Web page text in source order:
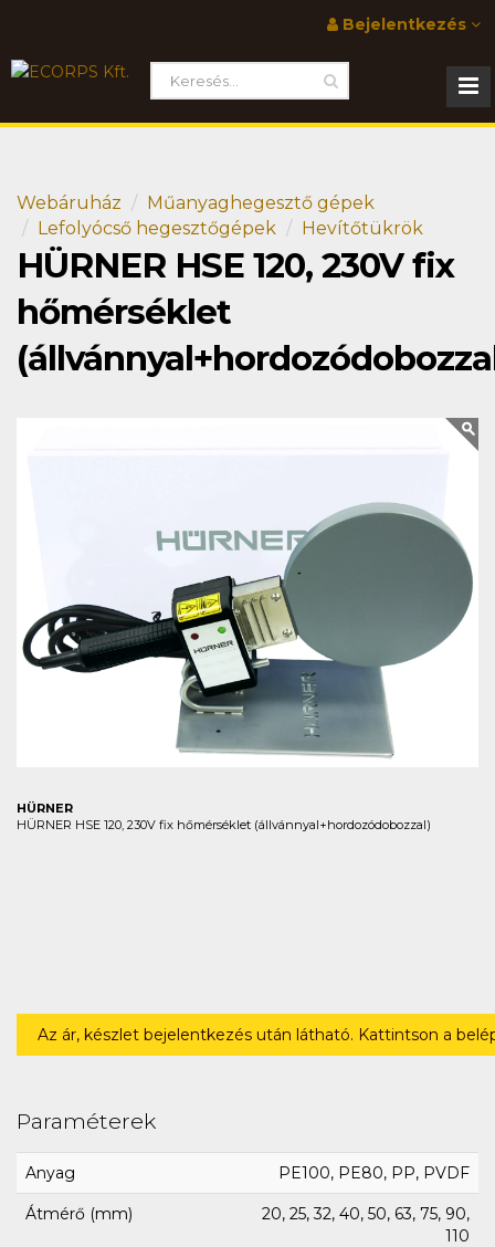
Bejelentkezés
Webáruház
Műanyaghegesztő gépek
Lefolyócső hegesztőgépek
Hevítőtükrök
HÜRNER HSE 120, 230V fix
hőmérséklet
HÜRNER
HÜRNER HSE 120, 230V fix hőmérséklet (állvánnyal+hordozódobozzal)
Az ár, készlet bejelentkezés után látható. Kattintson a
Paraméterek
Anyag PE100, PE80, PP, PVDF
Átmérő (mm)
20, 25, 32, 40, 50, 63, 75, 90,
110